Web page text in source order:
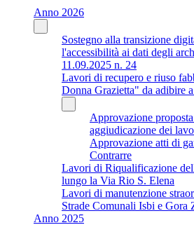
Anno 2026
Sostegno alla transizione
l'accessibilità ai dati degli
11.09.2025 n. 24
Lavori di recupero e riuso
Donna Grazietta" da adibire
Approvazione
aggiudicazione dei
Approvazione atti di
Contrarre
Lavori di Riqualificazione
lungo la Via Rio S. Elena
Lavori di manutenzione
Strade Comunali Isbi e Gora
Anno 2025